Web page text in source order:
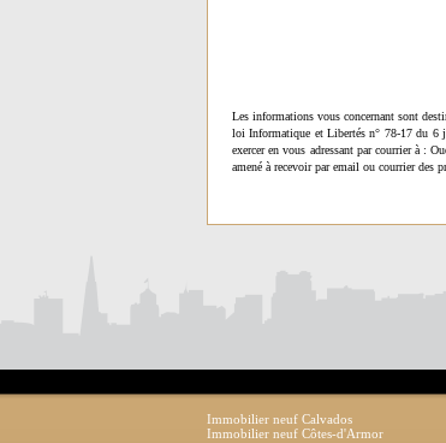
Les informations vous concernant sont
loi Informatique et Libertés n° 78-17 du 6
exercer en vous adressant par courrier à :
amené à recevoir par email ou courrier des
Immobilier neuf Calvados
Immobilier neuf Côtes-d'Armor